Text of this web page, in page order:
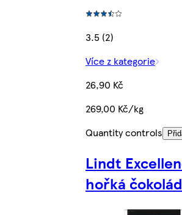
3.5 (2)
Více z kategorie
26,90 Kč
269,00 Kč/kg
Quantity controls
Lindt
hořká